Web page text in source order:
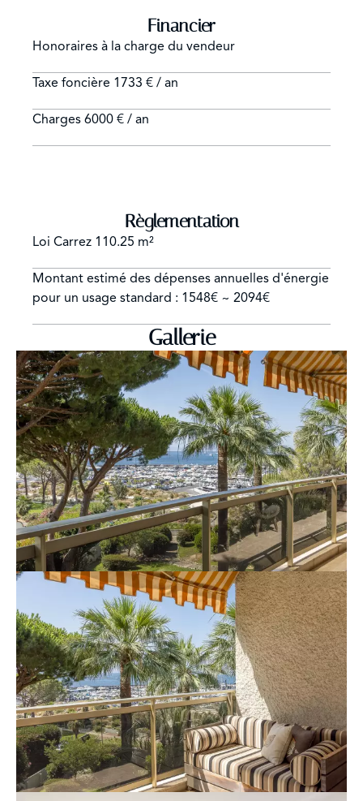
Financier
Honoraires à la charge du vendeur
Taxe foncière 1733 € / an
Charges 6000 € / an
Règlementation
Loi Carrez 110.25 m²
Montant estimé des dépenses annuelles d'énergie
pour un usage standard : 1548€ ~ 2094€
Gallerie